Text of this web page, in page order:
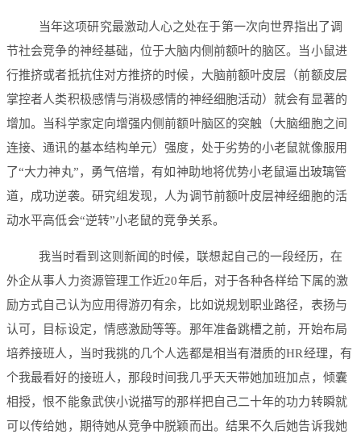
当年这项研究最激动人心之处在于第一次向世界指出了调
节社会竞争的神经基础，位于大脑内侧前额叶的脑区。当小鼠进
行推挤或者抵抗住对方推挤的时候，大脑前额叶皮层（前额皮层
掌控者人类积极感情与消极感情的神经细胞活动）就会有显著的
增加。当科学家定向增强内侧前额叶脑区的突触（大脑细胞之间
连接、通讯的基本结构单元）强度，处于劣势的小老鼠就像服用
了“大力神丸”，勇气倍增，有如神助地将优势小老鼠逼出玻璃管
道，成功逆袭。研究组发现，人为调节前额叶皮层神经细胞的活
动水平高低会“逆转”小老鼠的竞争关系。
我当时看到这则新闻的时候，联想起自己的一段经历，在
外企从事人力资源管理工作近20年后，对于各种各样给下属的激
励方式自己认为应用得游刃有余，比如说规划职业路径，表扬与
认可，目标设定，情感激励等等。那年准备跳槽之前，开始布局
培养接班人，当时我挑的几个人选都是相当有潜质的HR经理，有
个我最看好的接班人，那段时间我几乎天天带她加班加点，倾囊
相授，恨不能象武侠小说描写的那样把自己二十年的功力转瞬就
可以传给她，期待她从竞争中脱颖而出。结果不久后她告诉我她